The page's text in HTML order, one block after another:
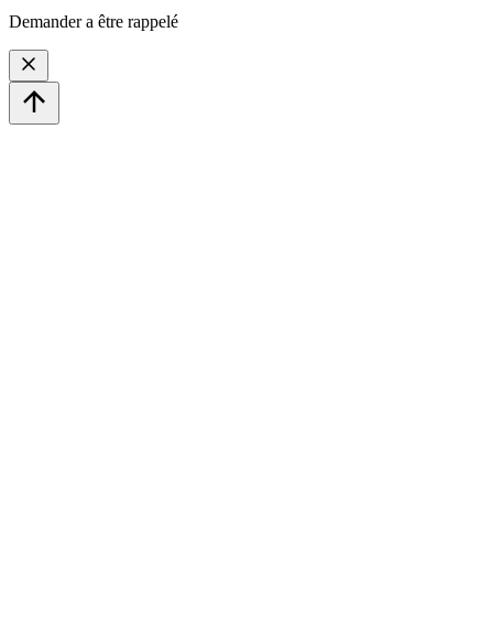
Demander a être rappelé